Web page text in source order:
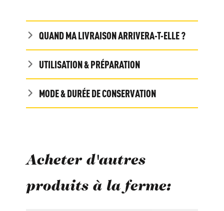
QUAND MA LIVRAISON ARRIVERA-T-ELLE ?
UTILISATION & PRÉPARATION
MODE & DURÉE DE CONSERVATION
Acheter d'autres
produits à la ferme: